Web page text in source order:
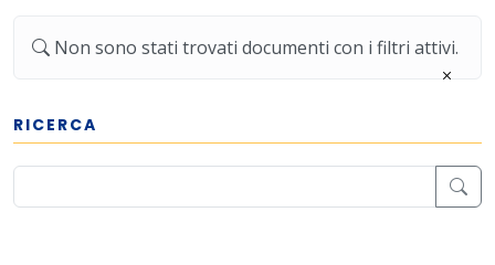
Non sono stati trovati documenti con i filtri attivi.
RICERCA